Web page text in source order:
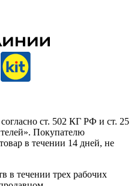
ст. 502 КГ РФ и ст. 25
Покупателю
в течении 14 дней, не
в течении трех рабочих